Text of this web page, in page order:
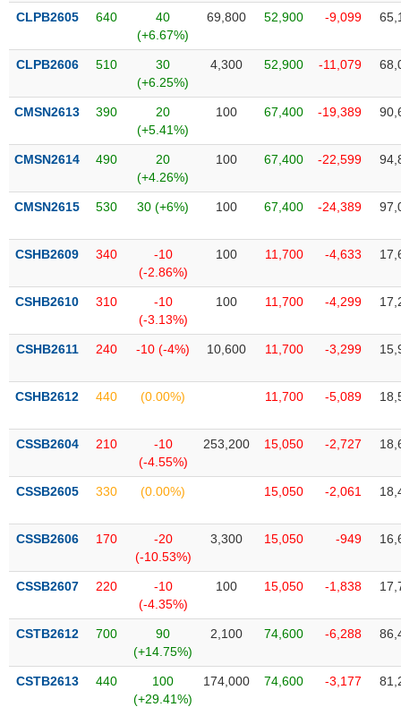
CLPB2605 640
40
(+6.67%)
69,800 52,900 -9,099
CLPB2606 510
30
(+6.25%)
4,300 52,900 -11,079
CMSN2613 390
20
(+5.41%)
100 67,400 -19,389
CMSN2614 490
20
(+4.26%)
100 67,400 -22,599
CMSN2615 530 30 (+6%) 100 67,400 -24,389
CSHB2609 340
-10
(-2.86%)
100 11,700 -4,633
CSHB2610 310
-10
(-3.13%)
100 11,700 -4,299
CSHB2611 240 -10 (-4%) 10,600 11,700 -3,299
CSHB2612 440 (0.00%) 11,700 -5,089
CSSB2604 210
-10
(-4.55%)
253,200 15,050 -2,727
CSSB2605 330 (0.00%) 15,050 -2,061
CSSB2606 170
-20
(-10.53%)
3,300 15,050 -949
CSSB2607 220
-10
(-4.35%)
100 15,050 -1,838
CSTB2612 700
90
(+14.75%)
2,100 74,600 -6,288
CSTB2613 440
100
(+29.41%)
174,000 74,600 -3,177
phân
tích
Thuật
ngữ
vụ
(-)
tạo
Công
đầu
tư
Truyền
tài
chính